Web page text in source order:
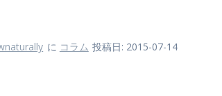
に コラム 投稿日: 2015-07-14